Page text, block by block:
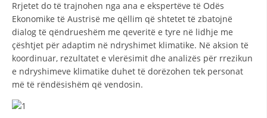
DHURIMI I GJAKUT
MENAXHIM ME VULLNETARË
KUSH JEMI NE
Rrjetet do të trajnohen nga ana e ekspertëve të Odës
Ekonomike të Austrisë me qëllim që shtetet të zbatojnë
dialog të qëndrueshëm me qeveritë e tyre në lidhje me
çështjet për adaptim në ndryshimet klimatike. Në aksion të
koordinuar, rezultatet e vlerësimit dhe analizës për rrezikun
e ndryshimeve klimatike duhet të dorëzohen tek personat
më të rëndësishëm që vendosin.